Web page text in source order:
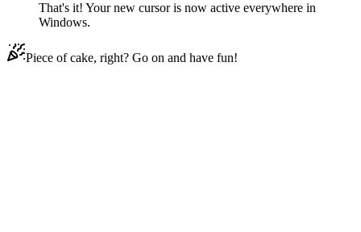
That's it! Your new cursor is now active everywhere in
Windows.
Piece of cake, right? Go on and have fun!